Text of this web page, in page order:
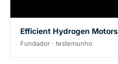
Efficient Hydrogen Motors
Fundador · testemunho